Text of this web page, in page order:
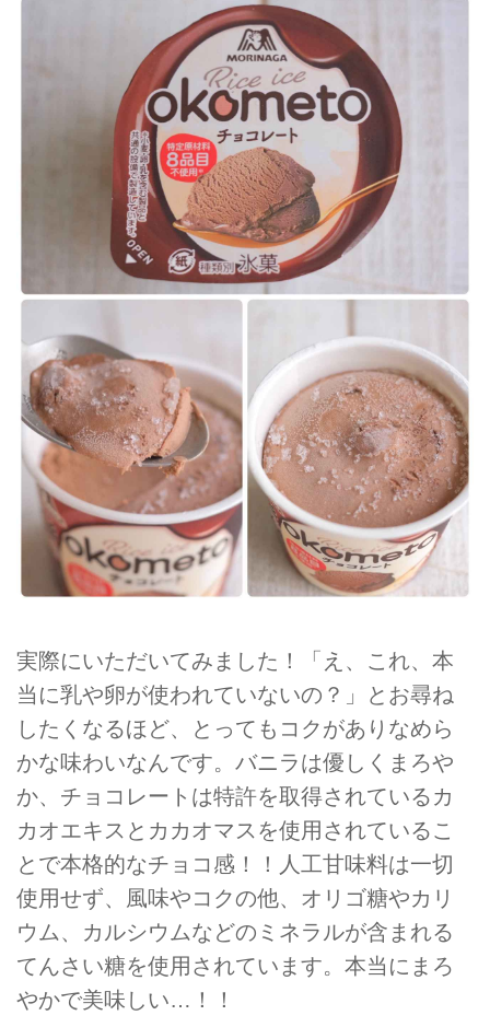
実際にいただいてみました！「え、これ、本
当に乳や卵が使われていないの？」とお尋ね
したくなるほど、とってもコクがありなめら
かな味わいなんです。バニラは優しくまろや
か、チョコレートは特許を取得されているカ
カオエキスとカカオマスを使用されているこ
とで本格的なチョコ感！！人工甘味料は一切
使用せず、風味やコクの他、オリゴ糖やカリ
ウム、カルシウムなどのミネラルが含まれる
てんさい糖を使用されています。本当にまろ
やかで美味しい…！！